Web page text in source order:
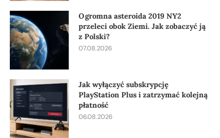
Ogromna asteroida 2019 NY2
przeleci obok Ziemi. Jak zobaczyć ją
z Polski?
07.08.2026
Jak wyłączyć subskrypcję
PlayStation Plus i zatrzymać kolejną
płatność
06.08.2026